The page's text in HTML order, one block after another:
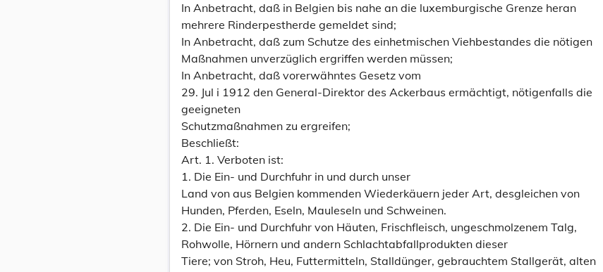
In Anbetracht, daß in Belgien bis nahe an die luxemburgische Grenze heran
mehrere Rinderpestherde gemeldet sind;
In Anbetracht, daß zum Schutze des einhetmischen Viehbestandes die nötigen
Maßnahmen unverzüglich ergriffen werden müssen;
In Anbetracht, daß vorerwähntes Gesetz vom
29. Jul i 1912 den General-Direktor des Ackerbaus ermächtigt, nötigenfalls die
geeigneten
Schutzmaßnahmen zu ergreifen;
Beschließt:
Art. 1. Verboten ist:
1. Die Ein- und Durchfuhr in und durch unser
Land von aus Belgien kommenden Wiederkäuern jeder Art, desgleichen von
Hunden, Pferden, Eseln, Mauleseln und Schweinen.
2. Die Ein- und Durchfuhr von Häuten, Frischfleisch, ungeschmolzenem Talg,
Rohwolle, Hörnern und andern Schlachtabfallprodukten dieser
Tiere; von Stroh, Heu, Futtermitteln, Stalldünger, gebrauchtem Stallgerät, alten